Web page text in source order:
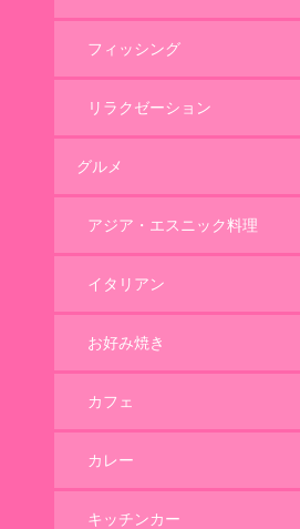
フィッシング
リラクゼーション
グルメ
アジア・エスニック料理
イタリアン
お好み焼き
カフェ
カレー
キッチンカー